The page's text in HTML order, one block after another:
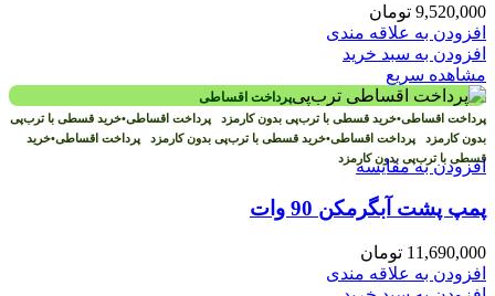
9,520,000 تومان
افزودن به علاقه مندی
افزودن به سبد خرید
مشاهده سریع
پرداخت اقساطی
پرداخت اقساطی•خرید قسطی با ترب‌پی بدون کارمزد پرداخت اقساطی•خرید قسطی با ترب‌پی
بدون کارمزد پرداخت اقساطی•خرید قسطی با ترب‌پی بدون کارمزد پرداخت اقساطی•خرید
قسطی با ترب‌پی بدون کارمزد
افزودن به مقایسه
پمپ پشت آبگرمکن 90 وات
11,690,000 تومان
افزودن به علاقه مندی